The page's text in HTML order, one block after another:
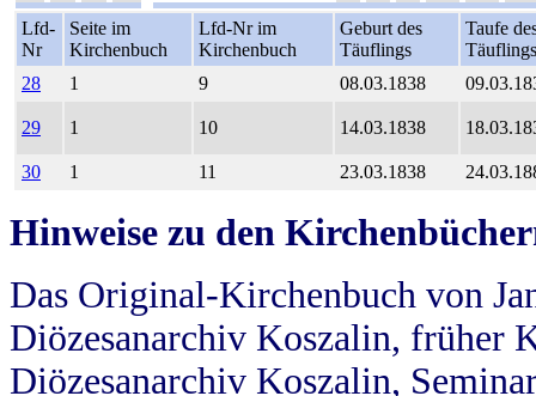
Lfd-
Nr
Seite im
Kirchenbuch
Lfd-Nr im
Kirchenbuch
Geburt des
Täuflings
Taufe
Täuflings
28
1 9 08.03.1838
29 1 10 14.03.1838
30 1 11 23.03.1838
Hinweise zu den
Das Original-Kirchenbuch von
Diözesanarchiv Koszalin, früher
Diözesanarchiv Koszalin,